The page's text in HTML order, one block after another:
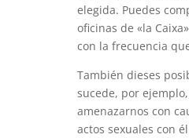
elegida. Puedes
oficinas de «la
con la frecuencia
También dieses
sucede, por
amenazarnos con
actos sexuales con